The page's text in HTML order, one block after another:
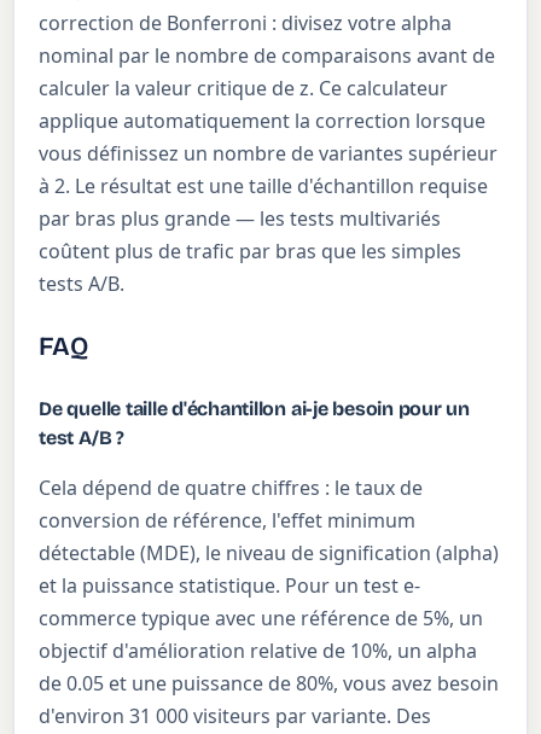
correction de Bonferroni : divisez votre alpha
nominal par le nombre de comparaisons avant de
calculer la valeur critique de z. Ce calculateur
applique automatiquement la correction lorsque
vous définissez un nombre de variantes supérieur
à 2. Le résultat est une taille d'échantillon requise
par bras plus grande — les tests multivariés
coûtent plus de trafic par bras que les simples
tests A/B.
FAQ
De quelle taille d'échantillon ai-je besoin pour un
test A/B ?
Cela dépend de quatre chiffres : le taux de
conversion de référence, l'effet minimum
détectable (MDE), le niveau de signification (alpha)
et la puissance statistique. Pour un test e-
commerce typique avec une référence de 5%, un
objectif d'amélioration relative de 10%, un alpha
de 0.05 et une puissance de 80%, vous avez besoin
d'environ 31 000 visiteurs par variante. Des